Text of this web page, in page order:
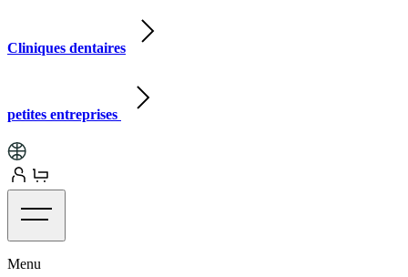
Cliniques dentaires
petites entreprises
Menu